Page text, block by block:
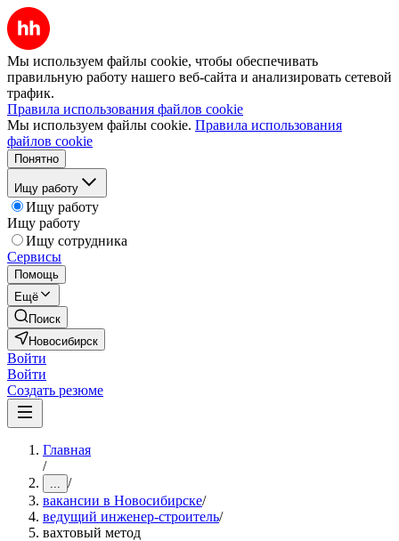
Мы используем файлы cookie, чтобы обеспечивать
правильную работу нашего веб-сайта и анализировать сетевой
трафик.
Правила использования файлов cookie
Мы используем файлы cookie. Правила использования
файлов cookie
Понятно
Ищу работу
Ищу работу
Ищу работу
Ищу сотрудника
Сервисы
Помощь
Ещё
Поиск
Новосибирск
Войти
Войти
Создать резюме
Главная
/
... /
вакансии в Новосибирске/
ведущий инженер-строитель/
вахтовый метод